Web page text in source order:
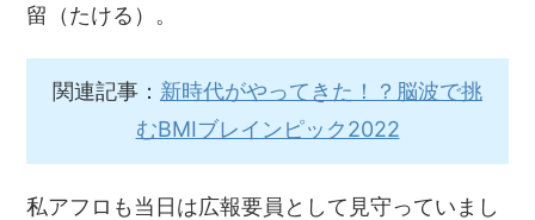
留（たける）。
関連記事： 新時代がやってきた！？脳波で挑
むBMIブレインピック2022
私アフロも当日は広報要員として見守っていまし